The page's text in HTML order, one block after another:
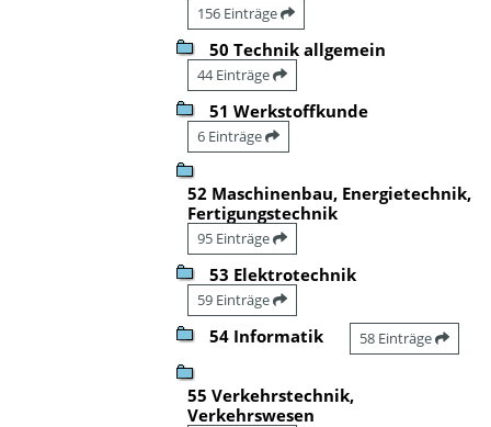
156 Einträge
50 Technik allgemein
44 Einträge
51 Werkstoffkunde
6 Einträge
52 Maschinenbau, Energietechnik,
Fertigungstechnik
95 Einträge
53 Elektrotechnik
59 Einträge
54 Informatik 58 Einträge
55 Verkehrstechnik,
Verkehrswesen